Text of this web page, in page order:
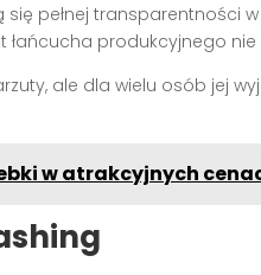
pełnej transparentności
produkcyjnego nie
ale dla wielu osób jej
w atrakcyjnych